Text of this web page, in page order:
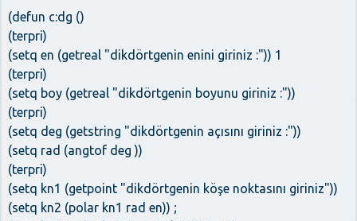
(defun c:dg ()
(terpri)
(setq en (getreal "dikdörtgenin enini giriniz :")) 1
(terpri)
(setq boy (getreal "dikdörtgenin boyunu giriniz :"))
(terpri)
(setq deg (getstring "dikdörtgenin açısını giriniz :"))
(setq rad (angtof deg ))
(terpri)
(setq kn1 (getpoint "dikdörtgenin köşe noktasını giriniz"))
(setq kn2 (polar kn1 rad en)) ;